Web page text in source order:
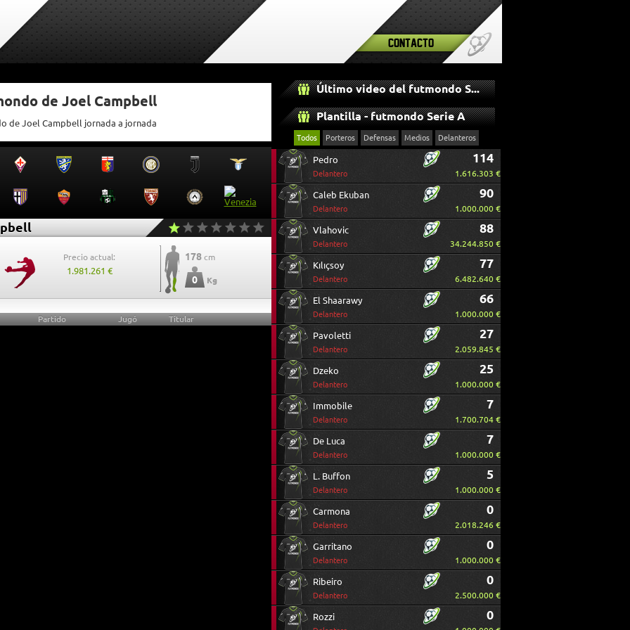
Contacto
de Joel Campbell
de Joel Campbell jornada a jornada
Precio actual:
1.981.261 €
178 cm
0 Kg
Partido Jugó Titular
Último video del futmondo Serie A
Plantilla - futmondo Serie A
Todos Porteros Defensas Medios Delanteros
Pedro
Delantero
114
1.616.303 €
Caleb Ekuban
Delantero
90
1.000.000 €
Vlahovic
Delantero
88
34.244.850 €
Kılıçsoy
Delantero
77
6.482.640 €
El Shaarawy
Delantero
66
1.000.000 €
Pavoletti
Delantero
27
2.059.845 €
Dzeko
Delantero
25
1.000.000 €
Immobile
Delantero
7
1.700.704 €
De Luca
Delantero
7
1.000.000 €
L. Buffon
Delantero
5
1.000.000 €
Carmona
Delantero
0
2.018.246 €
Garritano
Delantero
0
1.000.000 €
Ribeiro
Delantero
0
2.500.000 €
Rozzi 0